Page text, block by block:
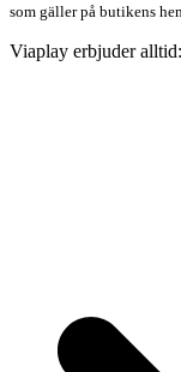
som gäller på butikens
Viaplay erbjuder alltid: